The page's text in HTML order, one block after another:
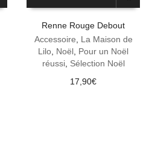
Renne Rouge Debout
Accessoire
La Maison de
Lilo Noël Pour un Noël
réussi, Sélection Noël
17,90€